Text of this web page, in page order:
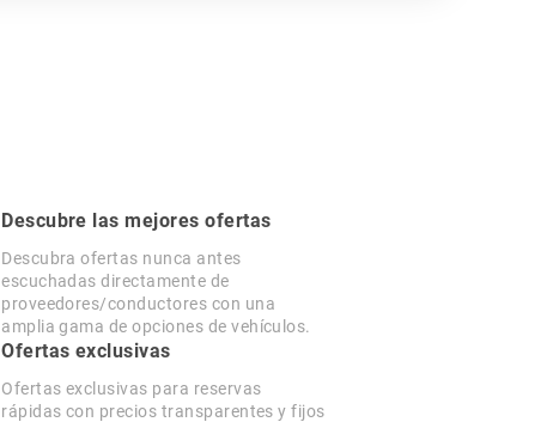
Descubre las mejores ofertas
Descubra ofertas nunca antes
escuchadas directamente de
proveedores/conductores con una
amplia gama de opciones de vehículos.
Ofertas exclusivas
Ofertas exclusivas para reservas
rápidas con precios transparentes y fijos